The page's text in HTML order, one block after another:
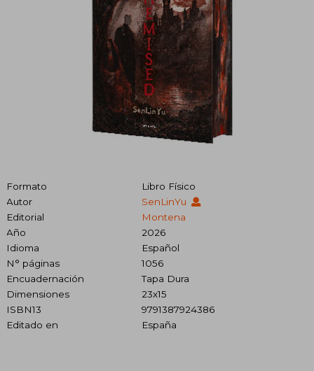
Formato
Libro Físico
Autor
SenLinYu
Editorial
Montena
Año
2026
Idioma
Español
N° páginas
1056
Encuadernación
Tapa Dura
Dimensiones
23x15
ISBN13
9791387924386
Editado en
España